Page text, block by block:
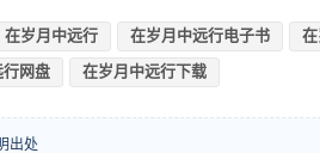
在岁月中远行 在岁月中远行电子书
行网盘 在岁月中远行下载
出处